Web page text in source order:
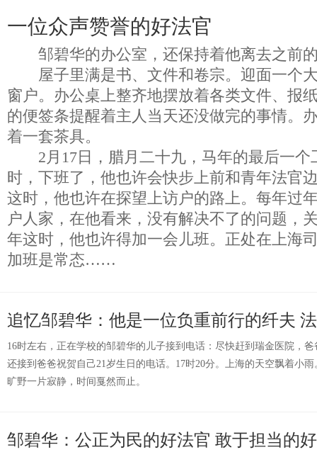
一位众声赞誉的好法官
邹碧华的办公室，还保持着他离去之前
屋子里满是书、文件和卷宗。迎面一个
窗户。办公桌上整齐地摆放着各类文件、报
的便签条提醒着主人当天还没做完的事情。
着一套茶具。
2月17日，腊月二十九，马年的最后一个
时，下班了，他也许会快步上前和青年法官
这时，他也许在探望上访户的路上。每年过
户人家，在他看来，没有解决不了的问题，
年这时，他也许得加一会儿班。正处在上海
加班是常态……
追忆邹碧华：他是一位负重前行的纤夫
16时左右，正在学校的邹碧华的儿子接到电话：尽快赶到瑞金医院，
还接到爸爸祝贺自己21岁生日的电话。17时20分。上海的天空飘着小
旷野一片寂静，时间戛然而止。
邹碧华：公正为民的好法官 敢于担当的